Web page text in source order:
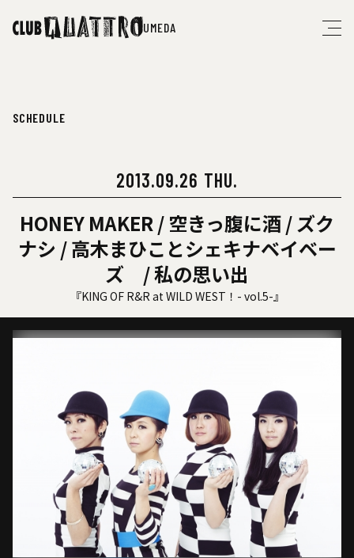
UMEDA
SCHEDULE
2013.09.26 THU.
HONEY MAKER / 空きっ腹に酒 / ズク
ナシ / 高木まひことシェキナベイベー
ズ / 私の思い出
『KING OF R&R at WILD WEST！- vol.5-』